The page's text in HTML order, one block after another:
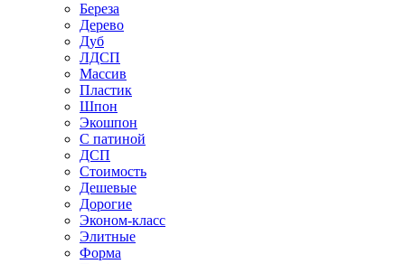
Береза
Дерево
Дуб
ЛДСП
Массив
Пластик
Шпон
Экошпон
С патиной
ДСП
Стоимость
Дешевые
Дорогие
Эконом-класс
Элитные
Форма